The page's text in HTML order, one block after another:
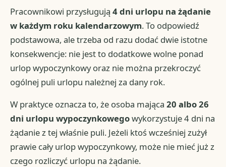
Pracownikowi przysługują4 dni urlopu na żądanie
w każdym roku kalendarzowym. To odpowiedź
podstawowa, ale trzeba od razu dodać dwie istotne
konsekwencje: nie jest to dodatkowe wolne ponad
urlop wypoczynkowy oraz nie można przekroczyć
ogólnej puli urlopu należnej za dany rok.
W praktyce oznacza to, że osoba mająca20 albo 26
dni urlopu wypoczynkowegowykorzystuje 4 dni na
żądanie z tej właśnie puli. Jeżeli ktoś wcześniej zużył
prawie cały urlop wypoczynkowy, może nie mieć już z
czego rozliczyć urlopu na żądanie.